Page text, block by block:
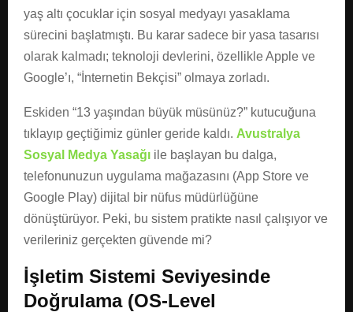
yaş altı çocuklar için sosyal medyayı yasaklama
sürecini başlatmıştı. Bu karar sadece bir yasa tasarısı
olarak kalmadı; teknoloji devlerini, özellikle Apple ve
Google’ı, “İnternetin Bekçisi” olmaya zorladı.
Eskiden “13 yaşından büyük müsünüz?” kutucuğuna
tıklayıp geçtiğimiz günler geride kaldı. Avustralya
Sosyal Medya Yasağı ile başlayan bu dalga,
telefonunuzun uygulama mağazasını (App Store ve
Google Play) dijital bir nüfus müdürlüğüne
dönüştürüyor. Peki, bu sistem pratikte nasıl çalışıyor ve
verileriniz gerçekten güvende mi?
İşletim Sistemi Seviyesinde
Doğrulama (OS-Level